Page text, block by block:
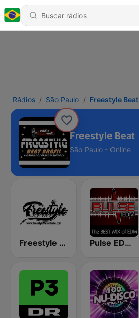
Rádios São Paulo Freestyle Beat
Freestyle Beat
São Paulo - Online
Freestyle Music Radio Pulse EDM Dance Music